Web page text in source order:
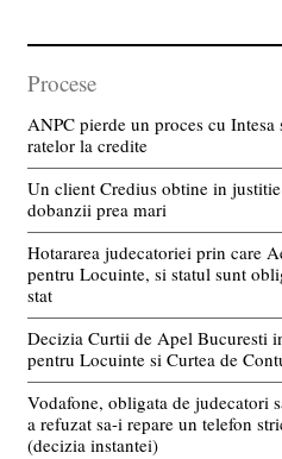
Procese
ANPC pierde un proces cu
ratelor la credite
Un client Credius obtine in
dobanzii prea mari
Hotararea judecatoriei prin care
pentru Locuinte, si statul sunt
stat
Decizia Curtii de Apel Bucuresti
pentru Locuinte si Curtea de
Vodafone, obligata de judecatori
a refuzat sa-i repare un telefon
(decizia instantei)